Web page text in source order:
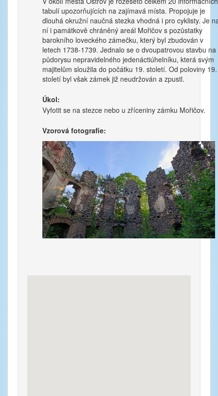
tabulí upozorňujících na zajímavá místa. Propojuje je
dlouhá okružní naučná stezka vhodná i pro cyklisty. Je
ní i památkově chráněný areál Mořičov s pozůstatky
barokního loveckého zámečku, který byl zbudován v
letech 1738-1739. Jednalo se o dvoupatrovou stavbu na
půdorysu nepravidelného jedenáctiúhelníku, která svým
majitelům sloužila do počátku 19. století. Od poloviny 19.
století byl však zámek již neudržován a zpustl.
Úkol:
Vyfotit se na stezce nebo u zříceniny zámku Mořičov.
Vzorová fotografie: